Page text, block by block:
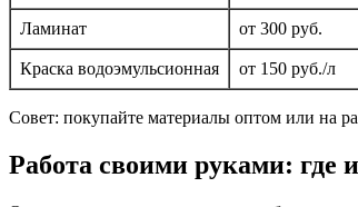
Ламинат от 300 руб.
Краска водоэмульсионная от 150 руб./л
Совет: покупайте материалы оптом или на
Работа своими руками: где